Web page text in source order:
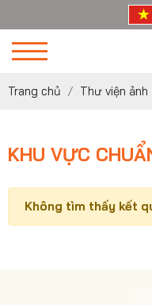
Trang chủ Thư viện ảnh
KHU VỰC
Không tìm thấy kết